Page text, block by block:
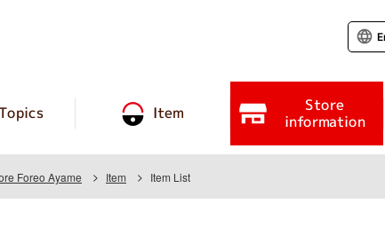
Topics Item Store
information
Foreo Ayame Item Item List